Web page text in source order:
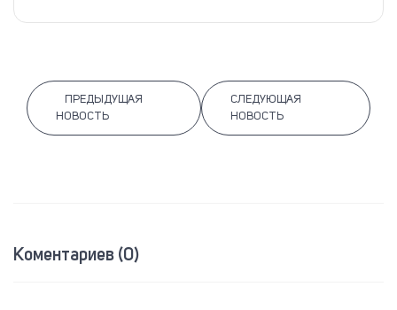
ПРЕДЫДУЩАЯ
НОВОСТЬ
СЛЕДУЮЩАЯ
НОВОСТЬ
Коментариев (0)